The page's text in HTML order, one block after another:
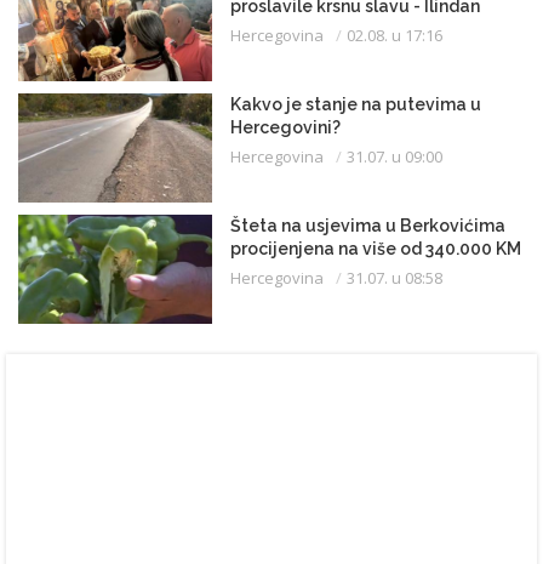
proslavile krsnu slavu - Ilindan
Hercegovina 02.08. u 17:16
Kakvo je stanje na putevima u
Hercegovini?
Hercegovina 31.07. u 09:00
Šteta na usjevima u Berkovićima
procijenjena na više od 340.000 KM
Hercegovina 31.07. u 08:58